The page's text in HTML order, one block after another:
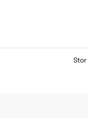
Stor